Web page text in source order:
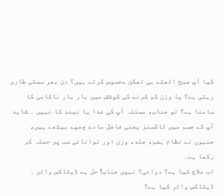
کیا آپ صبح اٹھتے ہی تھکن محسوس کرتے ہیں؟ دن بھر سستی طاری
رہتی ہے؟ یا وزن کم کرنے کی کوشش میں بار بار ناکامی کا
سامنا ہے؟ تو جناب، مسئلہ آپ کی غذا یا نیند کا نہیں ۔ شاید
آپ کے جسم میں ٹاکسنز یعنی فاضل مادے چھپے بیٹھے ہیں،
جنہوں نے نظام ہضم، جلد، وزن اور توانائی سب پر حملہ کر
رکھا ہے۔
اب علاج کیا ہے؟ دوائی؟ نہیں جناب! حل ہے ڈیٹاکس واٹر ۔
ڈیٹاکس واٹر کیا ہے؟